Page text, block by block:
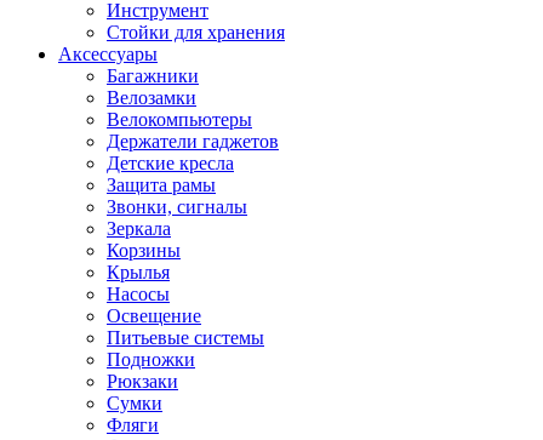
Инструмент
Стойки для хранения
Аксессуары
Багажники
Велозамки
Велокомпьютеры
Держатели гаджетов
Детские кресла
Защита рамы
Звонки, сигналы
Зеркала
Корзины
Крылья
Насосы
Освещение
Питьевые системы
Подножки
Рюкзаки
Сумки
Фляги